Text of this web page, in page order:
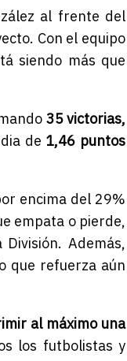
al frente del
Con el equipo
siendo más que
35 victorias,
de 1,46 puntos
encima del 29%
empata o pierde,
Además,
que refuerza aún
al máximo una
los futbolistas y